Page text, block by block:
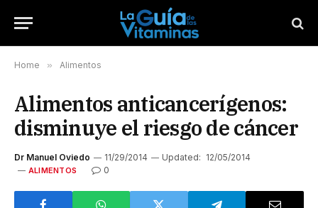
Home » Alimentos
Alimentos anticancerígenos:
disminuye el riesgo de cáncer
Dr Manuel Oviedo 11/29/2014 Updated: 12/05/2014
ALIMENTOS 0